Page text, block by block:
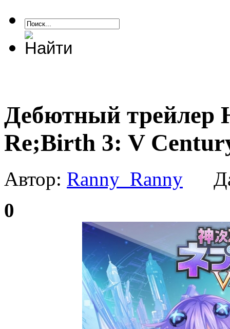
Дебютный трейлер
Re;Birth 3: V
Автор: Ranny_Ranny
0